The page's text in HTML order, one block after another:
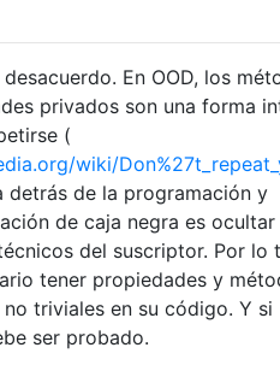
En OOD, los
privados son una forma
(
wiki/
detrás de la programación y
de caja negra es ocultar
del suscriptor. Por lo
tener propiedades y
triviales en su código. Y si
ser probado.